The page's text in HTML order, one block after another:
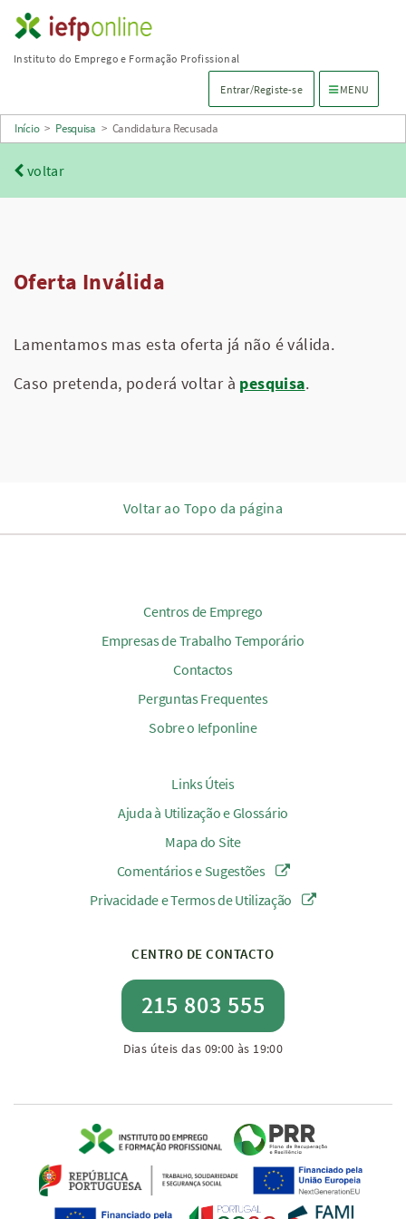
Saltar
para
principal
Instituto do Emprego e Formação Profissional
Entrar/Registe-se Menu de
MENU
Início > Pesquisa > Candidatura Recusada
voltar
Oferta Inválida
Lamentamos mas esta oferta já não é válida.
Caso pretenda, poderá voltar à pesquisa.
Voltar ao Topo da página
Centros de Emprego
Empresas de Trabalho Temporário
Contactos
Perguntas Frequentes
Sobre o Iefponline
Links Úteis
Ajuda à Utilização e Glossário
Mapa do Site
Comentários e Sugestões
Privacidade e Termos de Utilização
CENTRO DE CONTACTO
215 803 555
Dias úteis das 09:00 às 19:00